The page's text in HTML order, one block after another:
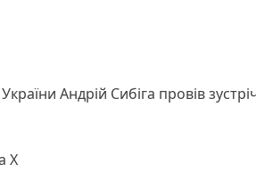
Андрій Сибіга провів
Х